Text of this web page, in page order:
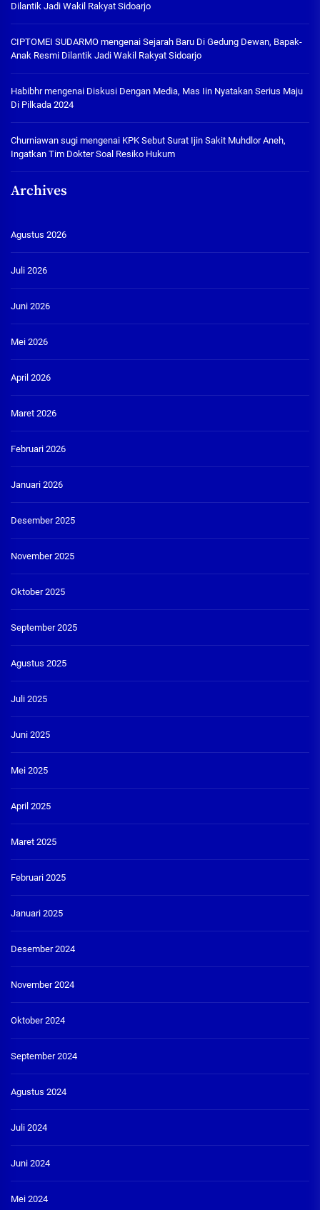
Dilantik Jadi Wakil Rakyat Sidoarjo
CIPTOMEI SUDARMO mengenai Sejarah Baru Di Gedung Dewan, Bapak-
Anak Resmi Dilantik Jadi Wakil Rakyat Sidoarjo
Habibhrmengenai Diskusi Dengan Media, Mas Iin Nyatakan Serius Maju
Di Pilkada 2024
Churniawan sugi mengenai KPK Sebut Surat Ijin Sakit Muhdlor Aneh,
Ingatkan Tim Dokter Soal Resiko Hukum
Archives
Agustus 2026
Juli 2026
Juni 2026
Mei 2026
April 2026
Maret 2026
Februari 2026
Januari 2026
Desember 2025
November 2025
Oktober 2025
September 2025
Agustus 2025
Juli 2025
Juni 2025
Mei 2025
April 2025
Maret 2025
Februari 2025
Januari 2025
Desember 2024
November 2024
Oktober 2024
September 2024
Agustus 2024
Juli 2024
Juni 2024
Mei 2024